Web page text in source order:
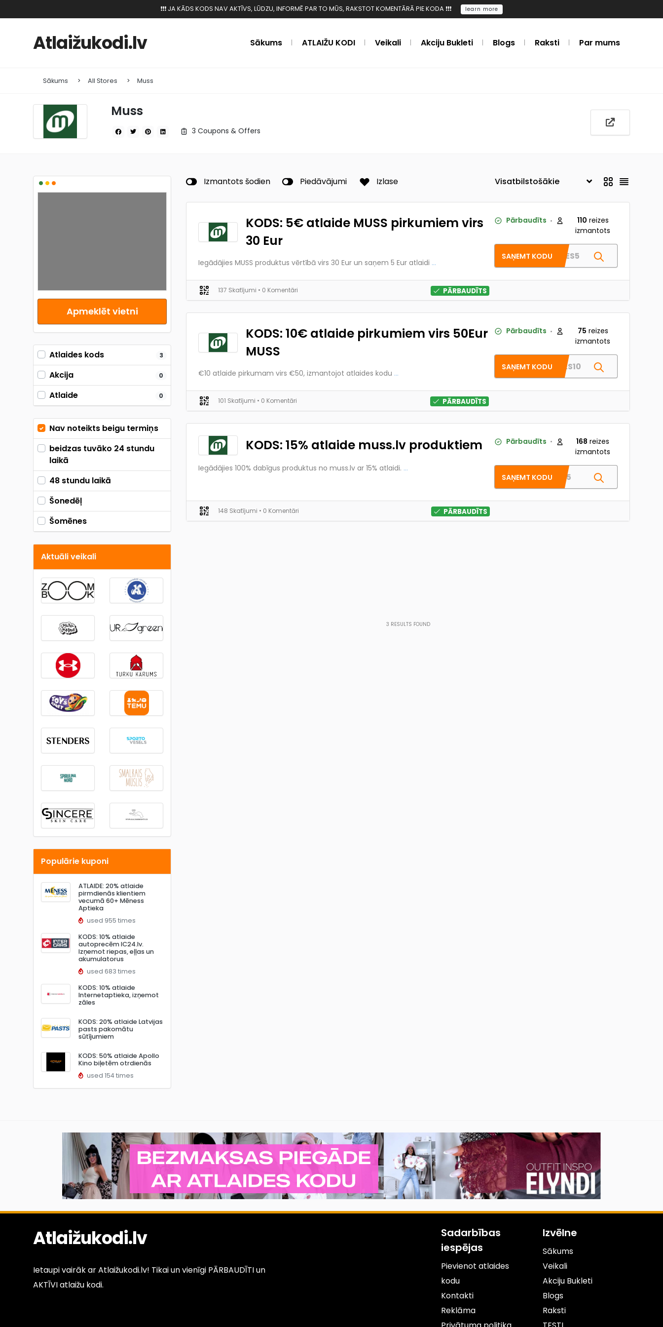
❗️❗️❗️ JA KĀDS KODS NAV AKTĪVS, LŪDZU, INFORMĒ PAR TO MŪS, RAKSTOT KOMENTĀRĀ PIE KODA ❗️❗️❗️ learn more
Atlaižukodi.lv Sākums ATLAIŽU KODI Veikali Akciju Bukleti Blogs Raksti Par mums
Sākums All Stores Muss
Muss
3 Coupons & Offers
•••
Apmeklēt vietni
Atlaides kods 3
Akcija 0
Atlaide 0
Nav noteikts beigu termiņs
beidzas tuvāko 24 stundu
laikā
48 stundu laikā
Šonedēļ
Šomēnes
Aktuāli veikali
Populārie kuponi
ATLAIDE: 20% atlaide
pirmdienās klientiem
vecumā 60+ Mēness
Aptieka
used 955 times
KODS: 10% atlaide
autoprecēm IC24.lv.
Izņemot riepas, eļļas un
akumulatorus
used 683 times
KODS: 10% atlaide
Internetaptieka, izņemot
zāles
KODS: 20% atlaide Latvijas
pasts pakomātu
sūtījumiem
KODS: 50% atlaide Apollo
Kino biļetēm otrdienās
used 154 times
Izmantots šodien Piedāvājumi Izlase
KODS: 5€ atlaide MUSS pirkumiem virs
30 Eur
Iegādājies MUSS produktus vērtībā virs 30 Eur un saņem 5 Eur atlaidi ...
Pārbaudīts 110 reizes
izmantots
PALDIES5
SAŅEMT KODU
137 Skatījumi • 0 Komentāri PĀRBAUDĪTS
KODS: 10€ atlaide pirkumiem virs 50Eur
MUSS
€10 atlaide pirkumam virs €50, izmantojot atlaides kodu ...
Pārbaudīts 75 reizes
izmantots
PALDIES10
SAŅEMT KODU
101 Skatījumi • 0 Komentāri PĀRBAUDĪTS
KODS: 15% atlaide muss.lv produktiem
Iegādājies 100% dabīgus produktus no muss.lv ar 15% atlaidi. ...
Pārbaudīts 168 reizes
izmantots
HEI15
SAŅEMT KODU
148 Skatījumi • 0 Komentāri PĀRBAUDĪTS
3 RESULTS FOUND
Atlaižukodi.lv
Ietaupi vairāk ar Atlaižukodi.lv! Tikai un vienīgi PĀRBAUDĪTI un
AKTĪVI atlaižu kodi.
Sadarbības
iespējas
Pievienot atlaides
kodu
Kontakti
Reklāma
Izvēlne
Sākums
Veikali
Akciju Bukleti
Blogs
Raksti